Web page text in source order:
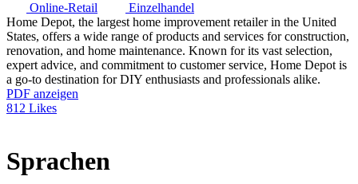
Online-Retail
Einzelhandel
Home Depot, the largest home improvement retailer in the United
States, offers a wide range of products and services for construction,
renovation, and home maintenance. Known for its vast selection,
expert advice, and commitment to customer service, Home Depot is
a go-to destination for DIY enthusiasts and professionals alike.
PDF anzeigen
812 Likes
Sprachen